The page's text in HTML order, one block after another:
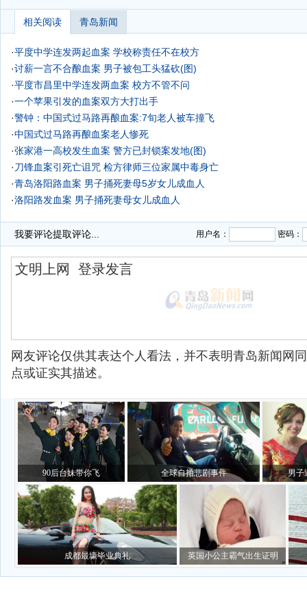
相关阅读 青岛新闻
·平度中学连发两起血案 学校称责任不在校方
·讨薪一言不合酿血案 男子被包工头猛砍(图)
·平度市昌里中学连发两血案 校方不管不问
·一个苹果引发的血案双方大打出手
·警钟：中国式过马路再酿血案:7旬老人被车撞飞
·中国式过马路再酿血案老人惨死
·张家港一高校发生血案 警方已封锁案发地(图)
·刀锋血案引死亡诅咒 检方律师三位家属中毒身亡
·青岛洛阳路血案 男子捅死妻母5岁女儿成血人
·洛阳路发血案 男子捅死妻母女儿成血人
我要评论提取评论... 用户名： 密码：
网友评论仅供其表达个人看法，并不表明青岛新闻网
点或证实其描述。